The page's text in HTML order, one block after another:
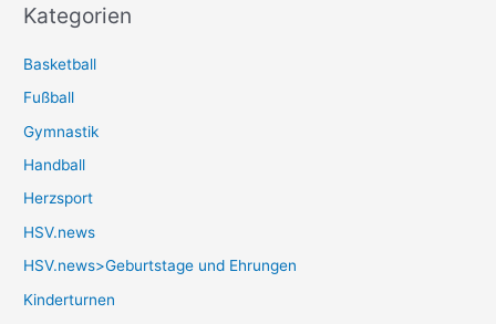
Kategorien
Basketball
Fußball
Gymnastik
Handball
Herzsport
HSV.news
HSV.news>Geburtstage und Ehrungen
Kinderturnen